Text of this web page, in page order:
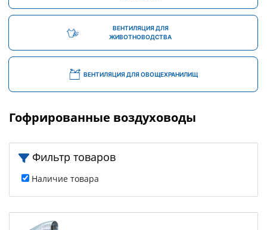
ВЕНТИЛЯЦИЯ ДЛЯ
ЖИВОТНОВОДСТВА
ВЕНТИЛЯЦИЯ ДЛЯ ОВОЩЕХРАНИЛИЩ
Гофрированные воздуховоды
Фильтр товаров
Наличие товара